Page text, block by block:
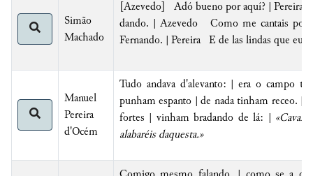
Simão
Machado
[Azevedo] Adó bueno por aquí? | Pereira
dando. | Azevedo Como me cantais por
Fernando. | Pereira E de las lindas que eu
Manuel
Pereira
d'Océm
Tudo andava d'alevanto: | era o campo
punham espanto | de nada tinham receo. |
fortes | vinham bradando de lá: |
alabaréis daquesta.»